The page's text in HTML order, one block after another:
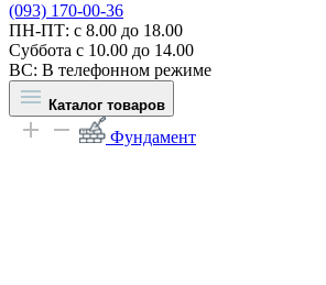
(093) 170-00-36
ПН-ПТ: c 8.00 до 18.00
Суббота с 10.00 до 14.00
ВС: В телефонном режиме
Каталог товаров
Фундамент